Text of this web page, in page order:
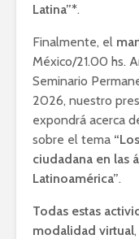
Latina”*.
Finalmente, el
México/21.00 hs.
Seminario
2026, nuestro
expondrá acerca
sobre el tema
ciudadana en las
Latinoamérica”.
Todas estas
modalidad virtual